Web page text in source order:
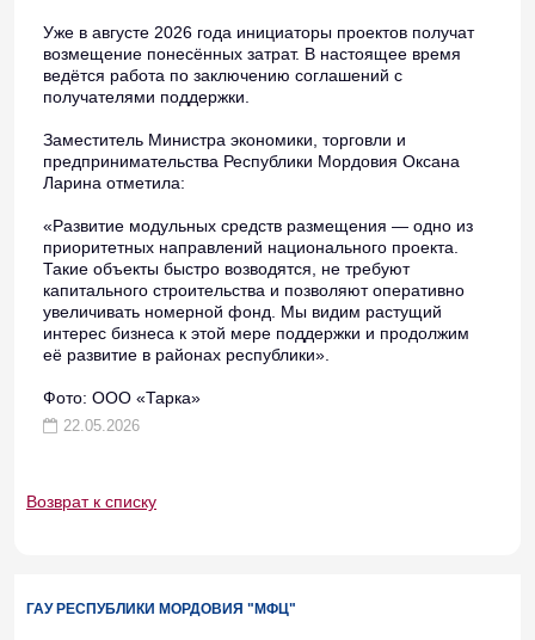
ГАУ РЕСПУБЛИКИ МОРДОВИЯ "МФЦ"
Уже в августе 2026 года инициаторы проектов получат
возмещение понесённых затрат. В настоящее время
ведётся работа по заключению соглашений с
получателями поддержки.
Заместитель Министра экономики, торговли и
предпринимательства Республики Мордовия Оксана
Ларина отметила:
«Развитие модульных средств размещения — одно из
приоритетных направлений национального проекта.
Такие объекты быстро возводятся, не требуют
капитального строительства и позволяют оперативно
увеличивать номерной фонд. Мы видим растущий
интерес бизнеса к этой мере поддержки и продолжим
её развитие в районах республики».
Фото: ООО «Тарка»
22.05.2026
Возврат к списку